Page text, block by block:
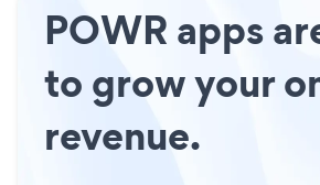
POWR apps
to grow your
revenue.